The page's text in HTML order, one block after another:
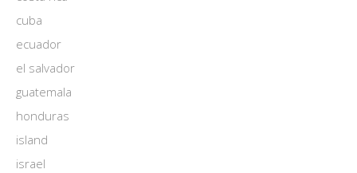
cuba
ecuador
el salvador
guatemala
honduras
island
israel